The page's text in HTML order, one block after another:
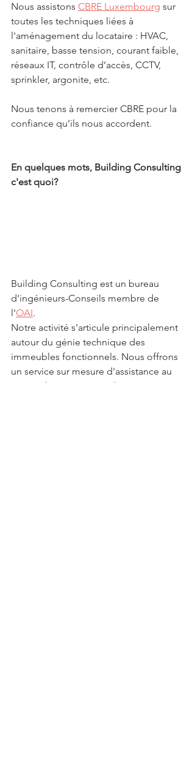
Nous assistons CBRE Luxembourg sur
toutes les techniques liées à
l'aménagement du locataire : HVAC,
sanitaire, basse tension, courant faible,
réseaux IT, contrôle d’accès, CCTV,
sprinkler, argonite, etc.
Nous tenons à remercier CBRE pour la
confiance qu’ils nous accordent.
En quelques mots, Building Consulting
c'est quoi?
Building Consulting est un bureau
d'ingénieurs-Conseils membre de
l'OAI.
Notre activité s'articule principalement
autour du génie technique des
immeubles fonctionnels. Nous offrons
un service sur mesure d'assistance au
maitre d'ouvrage. Nos domaines